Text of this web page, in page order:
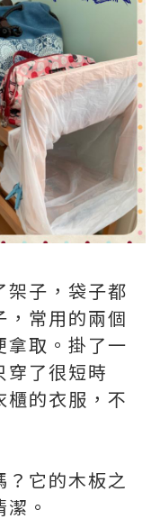
架子，袋子都
，常用的兩個
拿取。掛了一
穿了很短時
櫃的衣服，不
？它的木板之
。